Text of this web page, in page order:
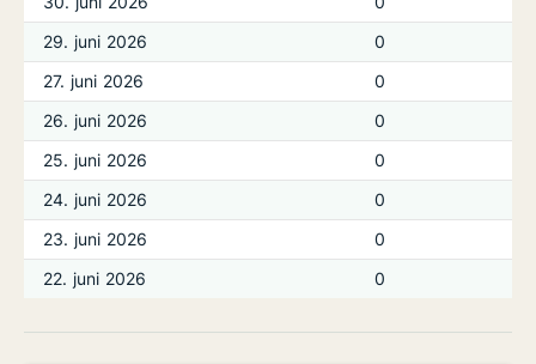
29. juni 2026
0
27. juni 2026
0
26. juni 2026
0
25. juni 2026
0
24. juni 2026
0
23. juni 2026
0
22. juni 2026
0